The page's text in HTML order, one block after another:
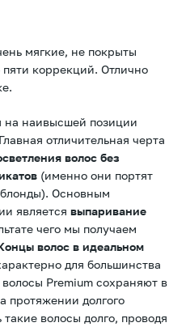
мягкие, не покрыты
коррекций. Отлично
на наивысшей позиции
отличительная черта
волос без
(именно они портят
Основным
является выпаривание
чего мы получаем
волос в идеальном
для большинства
Premium сохраняют в
протяжении долгого
волосы долго, проводя